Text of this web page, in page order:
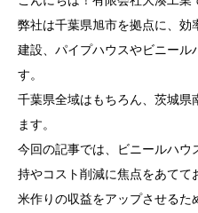
弊社は千葉県旭市を拠点に、
建設、パイプハウスやビニール
す。
千葉県全域はもちろん、茨城県
ます。
今回の記事では、ビニールハ
持やコスト削減に焦点をあてて
米作りの収益をアップさせる